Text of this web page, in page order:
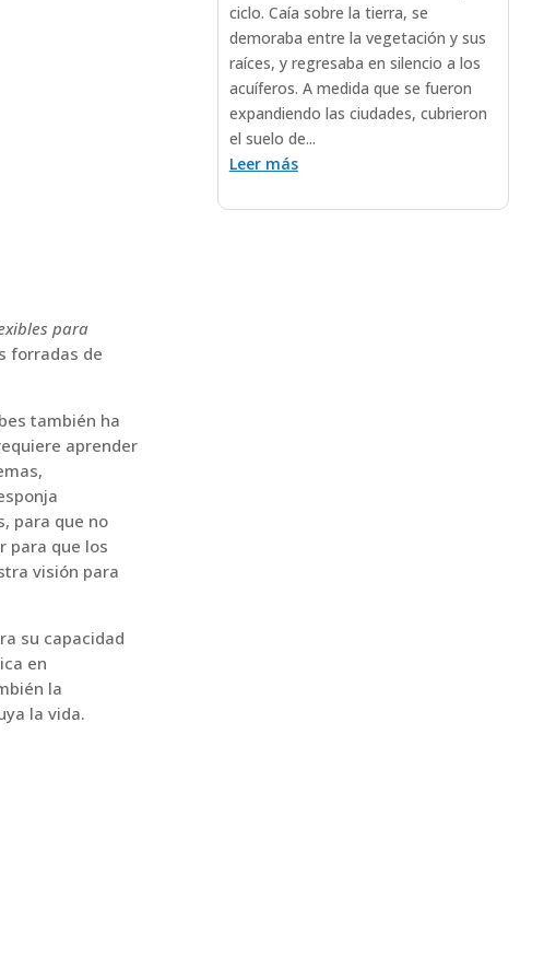
para
forradas de
también ha
aprender
para que no
para que los
visión para
su capacidad
en
la
la vida.
ciclo. Caía sobre la tierra, se
demoraba entre la vegetación y sus
raíces, y regresaba en silencio a los
acuíferos. A medida que se fueron
expandiendo las ciudades, cubrieron
el suelo de...
Leer más